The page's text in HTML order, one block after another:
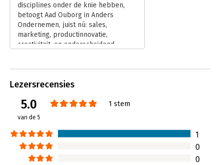
disciplines onder de knie hebben,
betoogt Aad Ouborg in Anders
Ondernemen, juist nú: sales,
marketing, productinnovatie,
creativiteit, en onderscheidend
persoonlijkheid, bij jouw product, bij
hebben.
Lees verder
Lezersrecensies
5.0
van de 5
1 stem
1
0
0